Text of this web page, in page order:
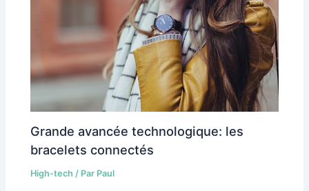
Grande avancée technologique: les
bracelets connectés
High-tech / Par Paul